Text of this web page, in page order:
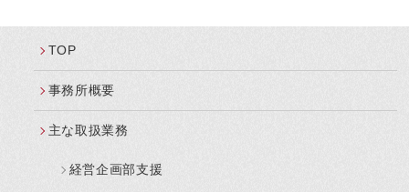
TOP
事務所概要
主な取扱業務
経営企画部支援